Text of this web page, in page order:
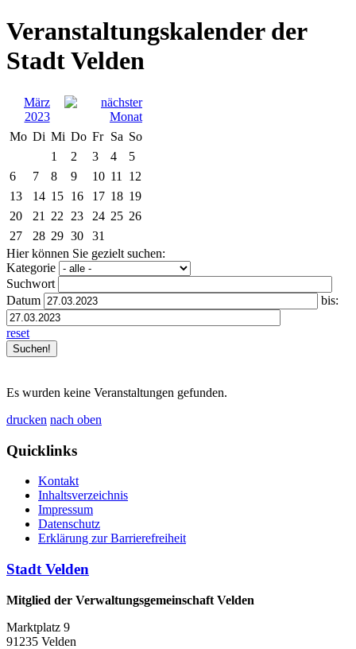
Veranstaltungskalender der
Stadt Velden
März
2023
Mo Di Mi Do Fr Sa So
1
2 3 4
5
6
7 8 9 10 11
12
13
14 15 16 17 18 19
20
21 22 23 24 25 26
27
28 29 30
31
Hier können Sie gezielt suchen:
Kategorie
Suchwort
Datum
bis:
reset
Es wurden keine Veranstaltungen gefunden.
drucken nach oben
Quicklinks
Kontakt
Inhaltsverzeichnis
Impressum
Datenschutz
Erklärung zur Barrierefreiheit
Stadt Velden
Mitglied der Verwaltungsgemeinschaft Velden
Marktplatz 9
91235 Velden